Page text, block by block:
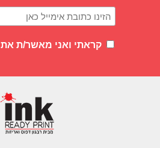
קראתי ואני מאשר/ת את